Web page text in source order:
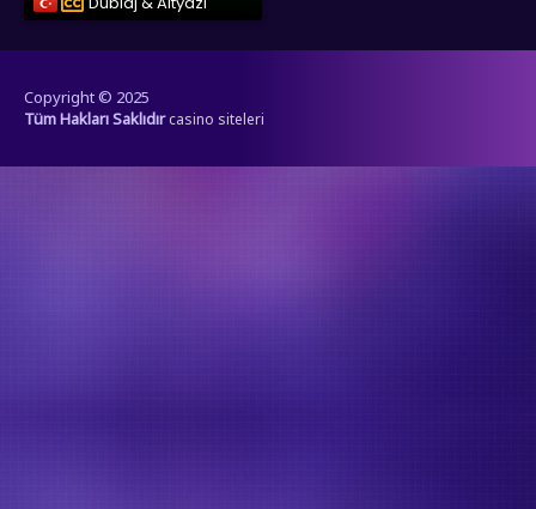
Copyright © 2025
Tüm Hakları Saklıdır casino siteleri